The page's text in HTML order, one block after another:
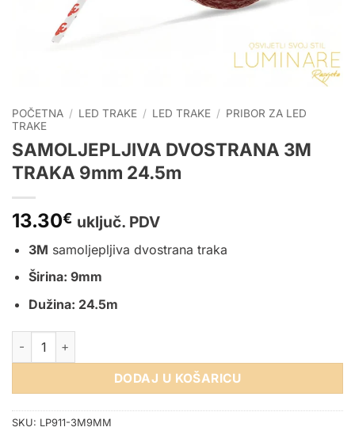
POČETNA / LED TRAKE / LED TRAKE / PRIBOR ZA LED
TRAKE
SAMOLJEPLJIVA DVOSTRANA 3M
TRAKA 9mm 24.5m
13.30€ uključ. PDV
3M samoljepljiva dvostrana traka
Širina: 9mm
Dužina: 24.5m
SAMOLJEPLJIVA DVOSTRANA 3M TRAKA 9mm 24.5m
DODAJ U KOŠARICU
SKU: LP911-3M9MM